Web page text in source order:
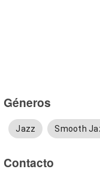
Géneros
Jazz Smooth
Contacto